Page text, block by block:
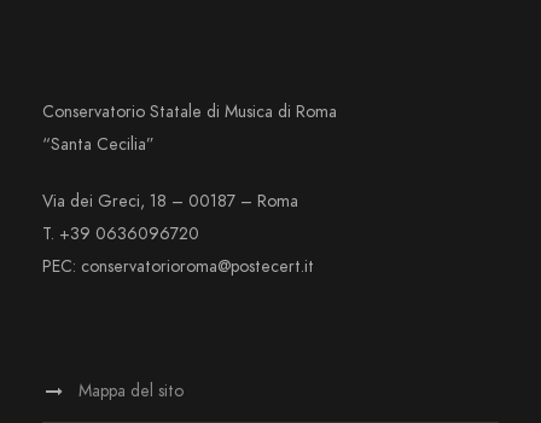
Conservatorio Statale di Musica di Roma
“Santa Cecilia”
Via dei Greci, 18 – 00187 – Roma
T. +39 0636096720
PEC: conservatorioroma@postecert.it
Mappa del sito